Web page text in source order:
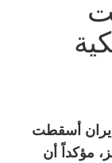
إيران أسقطت
مؤكداً أن